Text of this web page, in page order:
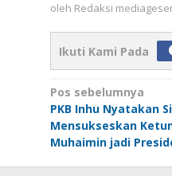
oleh Redaksi
Ikuti Kami Pada
Navigasi
pos
Pos sebelumnya
PKB Inhu Nyatakan
Mensukseskan
Muhaimin jadi